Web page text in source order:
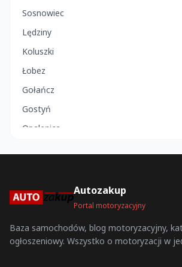
Sosnowiec
Lędziny
Koluszki
Łobez
Gołańcz
Gostyń
Opalenica
Grabów
Poręba
Kaczory
Autozakup
Portal motoryzacyjny
Baza samochodów, blog motoryzacyjny,
ogłoszeniowy. Wszystko o motoryzacji w